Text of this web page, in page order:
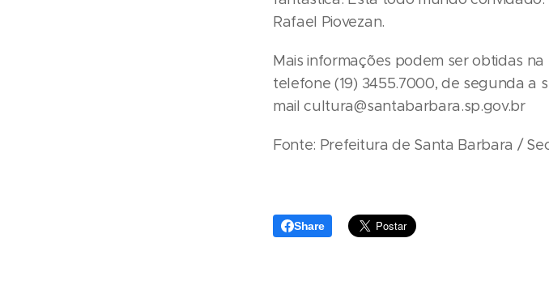
Rafael Piovezan.
Mais informações podem ser obtidas
telefone (19) 3455.7000, de segunda a
mail cultura@santabarbara.sp.gov.br
Fonte: Prefeitura de Santa Barbara /
Share